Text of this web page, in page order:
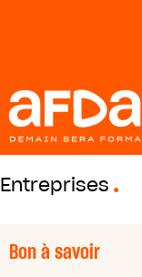
Entreprises
Bon à savoir